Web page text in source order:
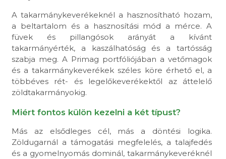
A takarmánykeverékeknél a hasznosítható hozam,
a beltartalom és a hasznosítási mód a mérce. A
füvek és pillangósok arányát a kívánt
takarmányérték, a kaszálhatóság és a tartósság
szabja meg. A Primag portfóliójában a vetőmagok
és a takarmánykeverékek széles köre érhető el, a
többéves rét- és legelőkeverékektől az áttelelő
zöldtakarmányokig.
Miért fontos külön kezelni a két típust?
Más az elsődleges cél, más a döntési logika.
Zöldugarnál a támogatási megfelelés, a talajfedés
és a gyomelnyomás dominál, takarmánykeveréknél